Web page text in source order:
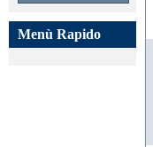
Menù Rapido